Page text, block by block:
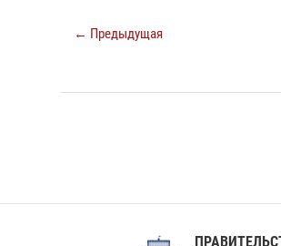
← Предыдущая
ПРАВИТЕЛЬСТВО РФ